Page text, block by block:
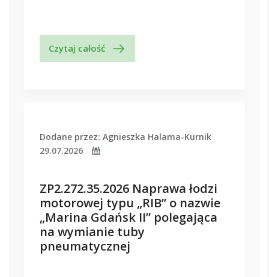
Czytaj całość
Dodane przez: Agnieszka Halama-Kurnik
29.07.2026
ZP2.272.35.2026 Naprawa łodzi
motorowej typu „RIB” o nazwie
„Marina Gdańsk II” polegająca
na wymianie tuby
pneumatycznej